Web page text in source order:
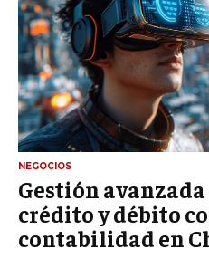
NEGOCIOS
Gestión avanzada
crédito y débito
contabilidad en